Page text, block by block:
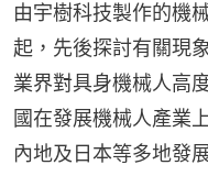
由宇樹科技製作的機
起，先後探討有關現
業界對具身機械人高
國在發展機械人產業
內地及日本等多地發